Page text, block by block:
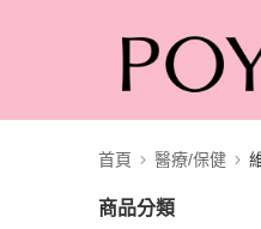
首頁 醫療/保健
商品分類